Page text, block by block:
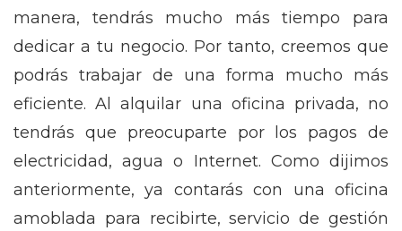
manera, tendrás mucho más tiempo para
dedicar a tu negocio. Por tanto, creemos que
podrás trabajar de una forma mucho más
eficiente. Al alquilar una oficina privada, no
tendrás que preocuparte por los pagos de
electricidad, agua o Internet. Como dijimos
anteriormente, ya contarás con una oficina
amoblada para recibirte, servicio de gestión